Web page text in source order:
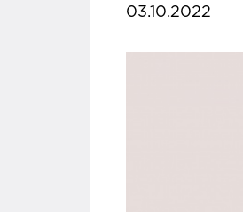
03.10.2022